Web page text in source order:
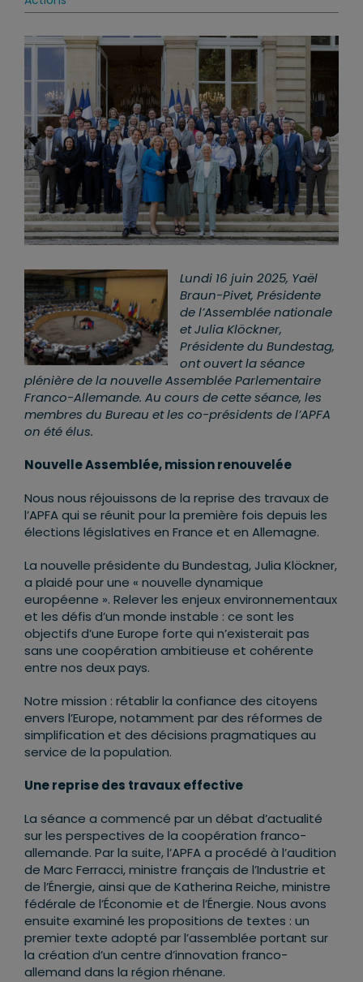
Lundi 16 juin 2025, Yaël
Braun-Pivet, Présidente
de l’Assemblée nationale
et Julia Klöckner,
Présidente du Bundestag,
ont ouvert la séance
plénière de la nouvelle Assemblée Parlementaire
Franco-Allemande. Au cours de cette séance, les
membres du Bureau et les co-présidents de l’APFA
on été élus.
Nouvelle Assemblée, mission renouvelée
Nous nous réjouissons de la reprise des travaux de
l’APFA qui se réunit pour la première fois depuis les
élections législatives en France et en Allemagne.
La nouvelle présidente du Bundestag, Julia Klöckner,
a plaidé pour une « nouvelle dynamique
européenne ». Relever les enjeux environnementaux
et les défis d’un monde instable : ce sont les
objectifs d’une Europe forte qui n’existerait pas
sans une coopération ambitieuse et cohérente
entre nos deux pays.
Notre mission : rétablir la confiance des citoyens
envers l’Europe, notamment par des réformes de
simplification et des décisions pragmatiques au
service de la population.
Une reprise des travaux effective
La séance a commencé par un débat d’actualité
sur les perspectives de la coopération franco-
allemande. Par la suite, l’APFA a procédé à l’audition
de Marc Ferracci, ministre français de l’Industrie et
de l’Énergie, ainsi que de Katherina Reiche, ministre
fédérale de l’Économie et de l’Énergie. Nous avons
ensuite examiné les propositions de textes : un
premier texte adopté par l’assemblée portant sur
la création d’un centre d’innovation franco-
allemand dans la région rhénane.